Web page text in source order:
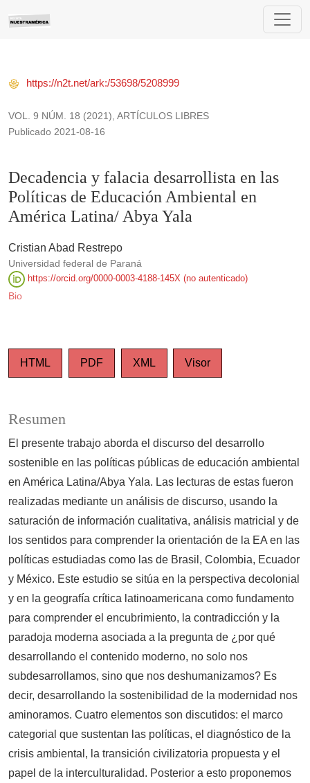
Decadencia y falacia desarrollista en las Políticas de
VOL. 9 NÚM. 18 (2021) ARTÍCULOS LIBRES
Decadencia y falacia desarrollista en las
Políticas de Educación Ambiental en
América Latina/ Abya Yala
https://n2t.net/ark:/53698/5208999
Publicado 2021-08-16
Cristian Abad Restrepo
Universidad federal de Paraná
https://orcid.org/0000-0003-4188-145X (no autenticado)
Bio
HTML PDF XML Visor
Resumen
El presente trabajo aborda el discurso del desarrollo
sostenible en las políticas públicas de educación ambiental
en América Latina/Abya Yala. Las lecturas de estas fueron
realizadas mediante un análisis de discurso, usando la
saturación de información cualitativa, análisis matricial y de
los sentidos para comprender la orientación de la EA en las
políticas estudiadas como las de Brasil, Colombia, Ecuador
y México. Este estudio se sitúa en la perspectiva decolonial
y en la geografía crítica latinoamericana como fundamento
para comprender el encubrimiento, la contradicción y la
paradoja moderna asociada a la pregunta de ¿por qué
desarrollando el contenido moderno, no solo nos
subdesarrollamos, sino que nos deshumanizamos? Es
decir, desarrollando la sostenibilidad de la modernidad nos
aminoramos. Cuatro elementos son discutidos: el marco
categorial que sustentan las políticas, el diagnóstico de la
crisis ambiental, la transición civilizatoria propuesta y el
papel de la interculturalidad. Posterior a esto proponemos